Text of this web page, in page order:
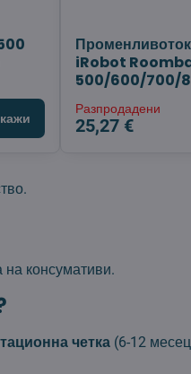
iRobot
500/600/700/
Разпродадени
25,27 €
консумативи.
четка (6-12